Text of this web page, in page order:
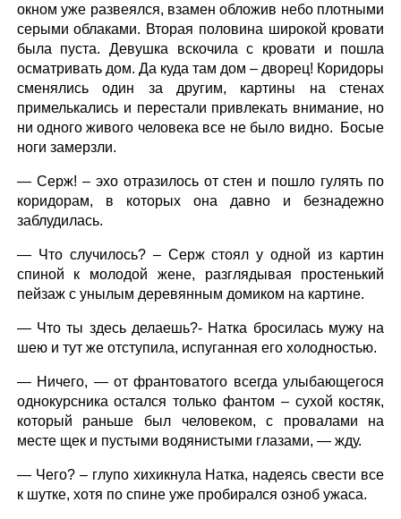
окном уже развеялся, взамен обложив небо плотными
серыми облаками. Вторая половина широкой кровати
была пуста. Девушка вскочила с кровати и пошла
осматривать дом. Да куда там дом – дворец! Коридоры
сменялись один за другим, картины на стенах
примелькались и перестали привлекать внимание, но
ни одного живого человека все не было видно. Босые
ноги замерзли.
— Серж! – эхо отразилось от стен и пошло гулять по
коридорам, в которых она давно и безнадежно
заблудилась.
— Что случилось? – Серж стоял у одной из картин
спиной к молодой жене, разглядывая простенький
пейзаж с унылым деревянным домиком на картине.
— Что ты здесь делаешь?- Натка бросилась мужу на
шею и тут же отступила, испуганная его холодностью.
— Ничего, — от франтоватого всегда улыбающегося
однокурсника остался только фантом – сухой костяк,
который раньше был человеком, с провалами на
месте щек и пустыми водянистыми глазами, — жду.
— Чего? – глупо хихикнула Натка, надеясь свести все
к шутке, хотя по спине уже пробирался озноб ужаса.